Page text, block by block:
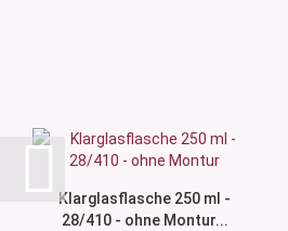
Klarglasflasche 250 ml -
28/410 - ohne Montur...